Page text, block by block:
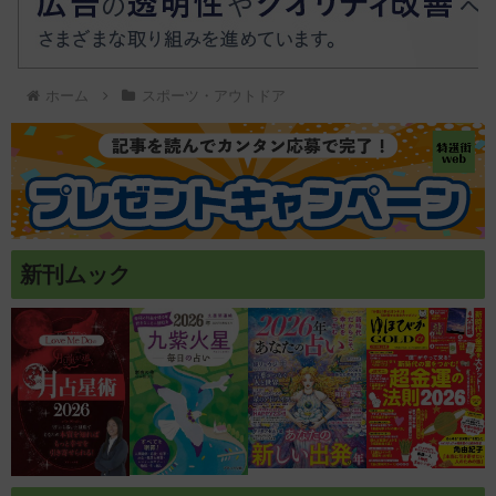
ホーム スポーツ・アウトドア
新刊ムック